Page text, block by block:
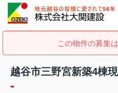
この物件の募集
越谷市三野宮新築4棟
-